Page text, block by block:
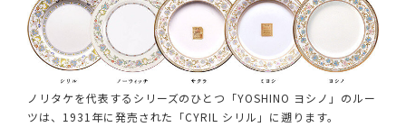
ノリタケを代表するシリーズのひとつ「YOSHINO ヨシノ」のルー
ツは、1931年に発売された「CYRIL シリル」に遡ります。